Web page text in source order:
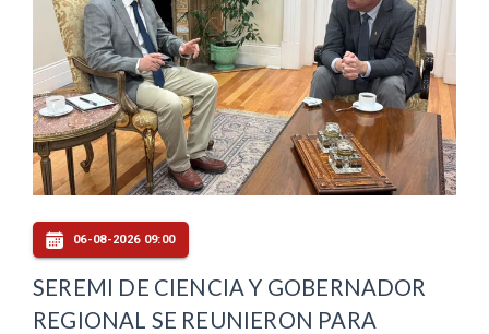
06-08-2026 09:00
SEREMI DE CIENCIA Y GOBERNADOR
REGIONAL SE REUNIERON PARA